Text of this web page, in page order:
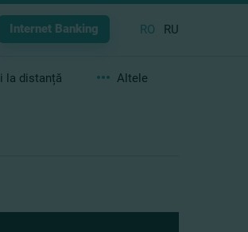
Internet Banking RO RU
la distanță Altele